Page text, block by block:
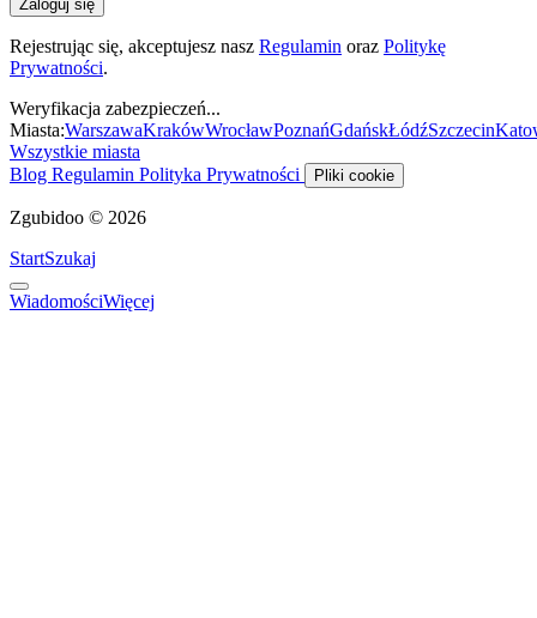
Zaloguj się
Rejestrując się, akceptujesz nasz Regulamin oraz Politykę
Prywatności.
Weryfikacja zabezpieczeń...
Miasta:WarszawaKrakówWrocławPoznańGdańskŁódźSzczecin
Wszystkie miasta
Blog Regulamin Polityka Prywatności Pliki cookie
Zgubidoo © 2026
StartSzukaj
WiadomościWięcej